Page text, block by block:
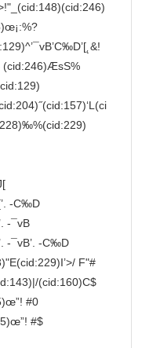
(cid:246)ÆsS%
-C‰D
-¯vB
-¯vB’. -C‰D
F"#
(cid:160)C$
#0
#$